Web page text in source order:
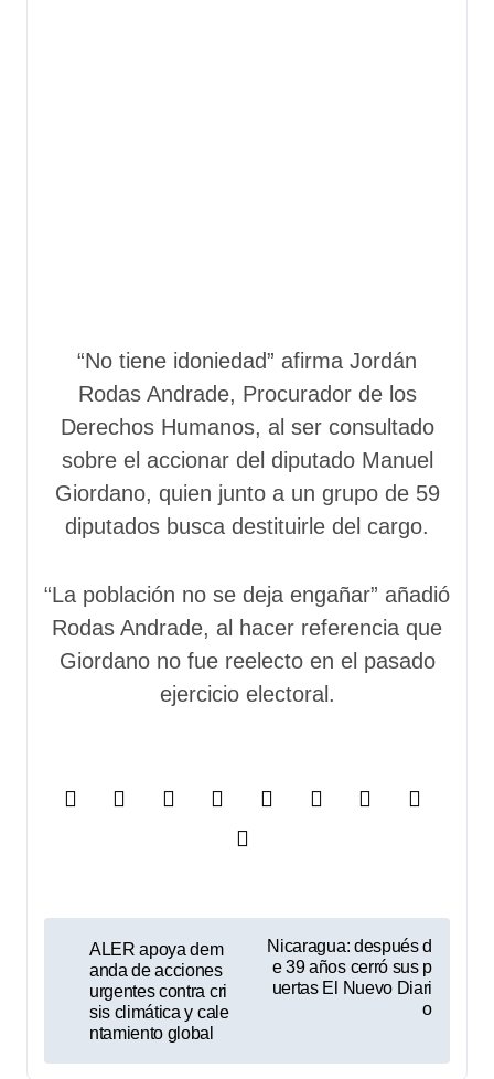
“No tiene idoniedad” afirma Jordán
Rodas Andrade, Procurador de los
Derechos Humanos, al ser consultado
sobre el accionar del diputado Manuel
Giordano, quien junto a un grupo de 59
diputados busca destituirle del cargo.
“La población no se deja engañar” añadió
Rodas Andrade, al hacer referencia que
Giordano no fue reelecto en el pasado
ejercicio electoral.
ALER apoya dem
anda de acciones
urgentes contra cri
sis climática y cale
ntamiento global
Nicaragua: después d
e 39 años cerró sus p
uertas El Nuevo Diari
o